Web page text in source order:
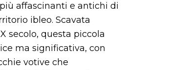
affascinanti e antichi di
ibleo. Scavata
secolo, questa piccola
ma significativa, con
votive che